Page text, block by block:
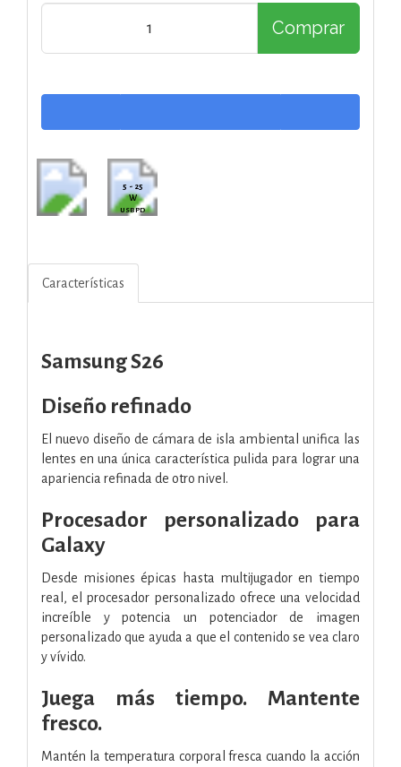
Comprar
5 - 25
W
USB PD
Características
Samsung S26
Diseño refinado
El nuevo diseño de cámara de isla ambiental unifica las
lentes en una única característica pulida para lograr una
apariencia refinada de otro nivel.
Procesador personalizado para
Galaxy
Desde misiones épicas hasta multijugador en tiempo
real, el procesador personalizado ofrece una velocidad
increíble y potencia un potenciador de imagen
personalizado que ayuda a que el contenido se vea claro
y vívido.
Juega más tiempo. Mantente
fresco.
Mantén la temperatura corporal fresca cuando la acción